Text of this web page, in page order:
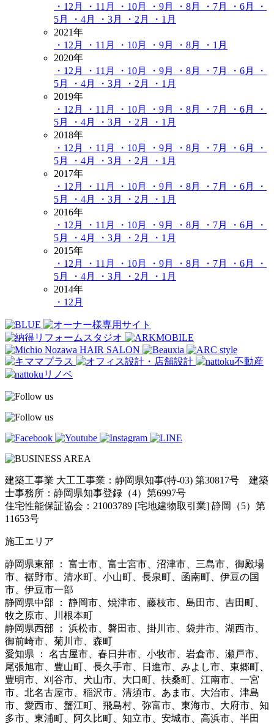
・12月
・11月 ・10月 ・9月 ・8月 ・7月 ・6月
・
5月
・4月 ・3月 ・2月
・1月
2021年
・12月
・11月 ・10月 ・9月 ・8月
・1月
2020年
・12月
・11月 ・10月 ・9月 ・8月 ・7月 ・6月
・
5月
・4月 ・3月 ・2月
・1月
2019年
・12月
・11月 ・10月 ・9月 ・8月 ・7月 ・6月
・
5月
・4月 ・3月 ・2月
・1月
2018年
・12月
・11月 ・10月 ・9月 ・8月 ・7月 ・6月
・
5月
・4月 ・3月 ・2月
・1月
2017年
・12月
・11月 ・10月 ・9月 ・8月 ・7月 ・6月
・
5月
・4月 ・3月 ・2月
・1月
2016年
・12月
・11月 ・10月 ・9月 ・8月 ・7月 ・6月
・
5月
・4月 ・3月 ・2月
・1月
2015年
・12月
・11月 ・10月 ・9月 ・8月 ・7月 ・6月
・
5月
・4月 ・3月 ・2月
・1月
2014年
・12月
建築工事業 大工工事業：静岡県知事(特-03) 第30817号 建築
士事務所：静岡県知事登録（4）第6997号
住宅性能保証協会：21003789 [宅地建物取引業] 静岡（5）第
11653号
施工エリア
静岡県東部 ： 富士市、富士宮市、沼津市、三島市、御殿場
市、裾野市、清水町、小山町、長泉町、函南町、伊豆の国
市、伊豆市一部
静岡県中部 ： 静岡市、焼津市、藤枝市、島田市、吉田町、
牧之原市、川根本町
静岡県西部 ： 浜松市、磐田市、掛川市、袋井市、湖西市、
御前崎市、菊川市、森町
愛知県 ： 名古屋市、春日井市、小牧市、岩倉市、瀬戸市、
尾張旭市、豊山町、長久手市、日進市、みよし市、東郷町、
豊明市、刈谷市、犬山市、大口町、扶桑町、江南市、一宮
市、北名古屋市、稲沢市、清須市、あま市、大治市、津島
市、愛西市、蟹江町、飛島村、弥富市、東海市、大府市、知
多市、東浦町、阿久比町、知立市、安城市、高浜市、半田